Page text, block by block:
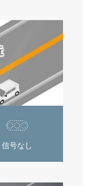
信号なし